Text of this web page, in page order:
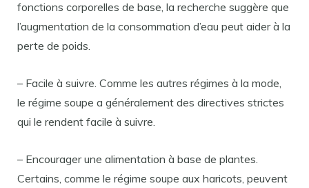
fonctions corporelles de base, la recherche suggère que
l’augmentation de la consommation d’eau peut aider à la
perte de poids.
– Facile à suivre. Comme les autres régimes à la mode,
le régime soupe a généralement des directives strictes
qui le rendent facile à suivre.
– Encourager une alimentation à base de plantes.
Certains, comme le régime soupe aux haricots, peuvent